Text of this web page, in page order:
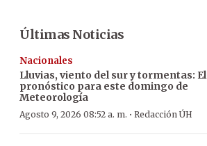
Últimas Noticias
Nacionales
Lluvias, viento del sur y tormentas: El
pronóstico para este domingo de
Meteorología
Agosto 9, 2026 08:52 a. m. · Redacción ÚH